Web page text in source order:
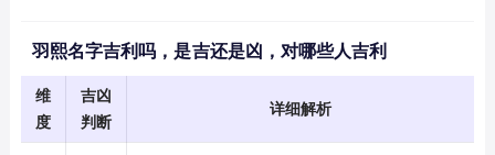
羽熙名字吉利吗，是吉还是凶，对哪些人吉利
维
度
吉凶
判断
详细解析